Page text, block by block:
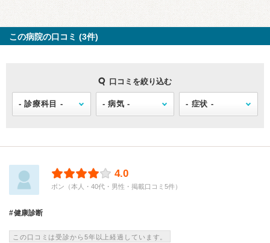
この病院の口コミ (3件)
口コミを絞り込む
4.0
ボン（本人・40代・男性・掲載口コミ5件）
健康診断
この口コミは受診から5年以上経過しています。